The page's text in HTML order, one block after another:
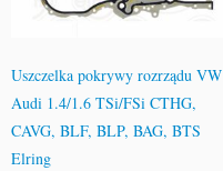
Uszczelka pokrywy rozrządu VW
Audi 1.4/1.6 TSi/FSi CTHG,
CAVG, BLF, BLP, BAG, BTS
Elring